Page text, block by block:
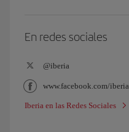
En redes sociales
@iberia
www.facebook.com/iberia
Iberia en las Redes Sociales